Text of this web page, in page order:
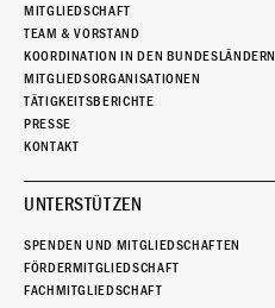
MITGLIEDSCHAFT
TEAM & VORSTAND
KOORDINATION IN DEN BUNDESLÄNDERN
MITGLIEDSORGANISATIONEN
TÄTIGKEITSBERICHTE
PRESSE
KONTAKT
UNTERSTÜTZEN
SPENDEN UND MITGLIEDSCHAFTEN
FÖRDERMITGLIEDSCHAFT
FACHMITGLIEDSCHAFT